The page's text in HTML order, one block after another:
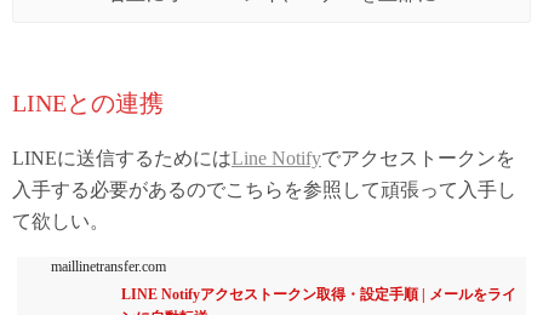
LINEとの連携
LINEに送信するためにはLine Notifyでアクセストークンを
入手する必要があるのでこちらを参照して頑張って入手し
て欲しい。
maillinetransfer.com
LINE Notifyアクセストークン取得・設定手順 | メールをライ